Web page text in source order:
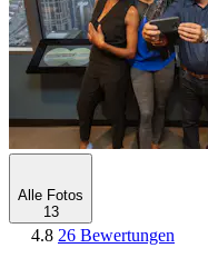
Alle Fotos
13
4.8 26 Bewertungen